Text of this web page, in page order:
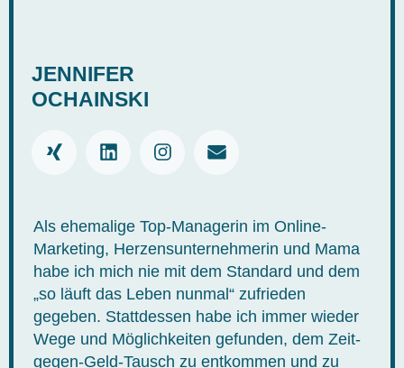
JENNIFER
OCHAINSKI
Als ehemalige Top-Managerin im Online-
Marketing, Herzensunternehmerin und Mama
habe ich mich nie mit dem Standard und dem
„so läuft das Leben nunmal“ zufrieden
gegeben. Stattdessen habe ich immer wieder
Wege und Möglichkeiten gefunden, dem Zeit-
gegen-Geld-Tausch zu entkommen und zu